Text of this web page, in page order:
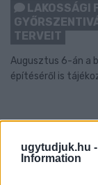
ugytudjuk.hu -
Information
LAKOSSÁGI
TERVEIT
Augusztus 6-án a
építéséről is